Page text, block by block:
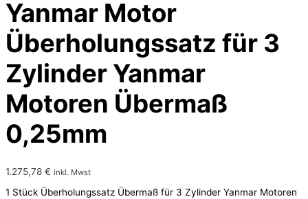
Yanmar Motor
Überholungssatz für 3
Zylinder Yanmar
Motoren Übermaß
0,25mm
1.275,78 € inkl. Mwst
1 Stück Überholungssatz Übermaß für 3 Zylinder Yanmar Motoren